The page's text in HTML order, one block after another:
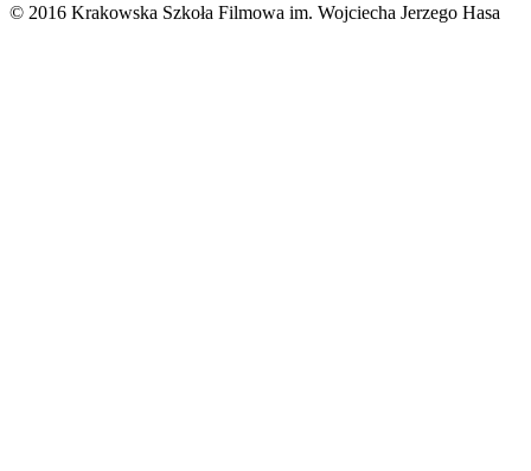
© 2016 Krakowska Szkoła Filmowa im. Wojciecha Jerzego Hasa